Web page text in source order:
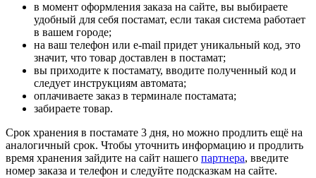
в момент оформления заказа на сайте, вы выбираете
удобный для себя постамат, если такая система работает
в вашем городе;
на ваш телефон или e-mail придет уникальный код, это
значит, что товар доставлен в постамат;
вы приходите к постамату, вводите полученный код и
следует инструкциям автомата;
оплачиваете заказ в терминале постамата;
забираете товар.
Срок хранения в постамате 3 дня, но можно продлить ещё на
аналогичный срок. Чтобы уточнить информацию и продлить
время хранения зайдите на сайт нашего партнера, введите
номер заказа и телефон и следуйте подсказкам на сайте.